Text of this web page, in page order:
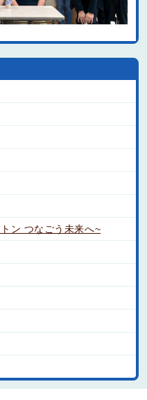
ン つなごう未来へ~